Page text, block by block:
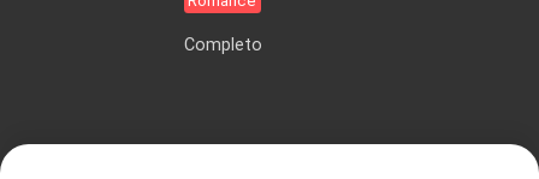
Completo